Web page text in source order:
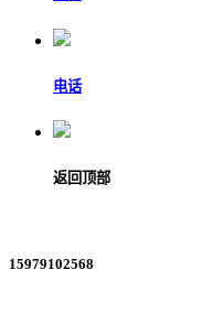
电话
返回顶部
15979102568